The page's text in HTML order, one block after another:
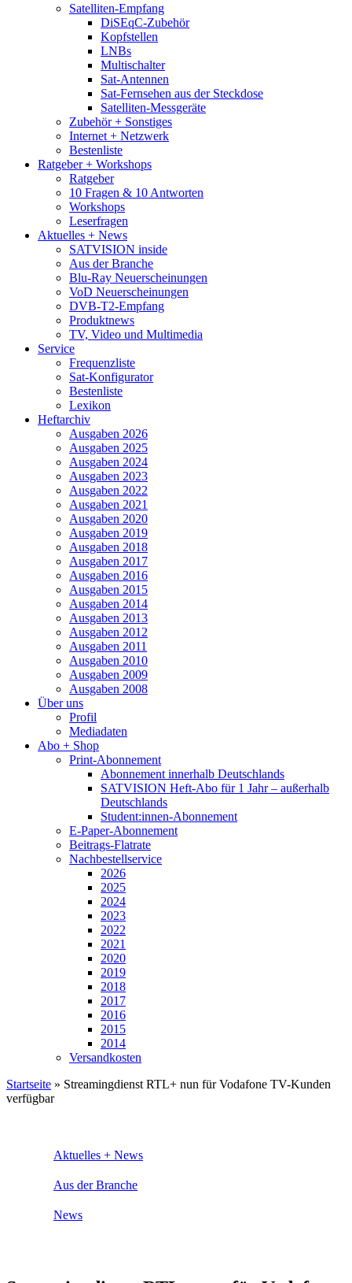
Satelliten-Empfang
DiSEqC-Zubehör
Kopfstellen
LNBs
Multischalter
Sat-Antennen
Sat-Fernsehen aus der Steckdose
Satelliten-Messgeräte
Zubehör + Sonstiges
Internet + Netzwerk
Bestenliste
Ratgeber + Workshops
Ratgeber
10 Fragen & 10 Antworten
Workshops
Leserfragen
Aktuelles + News
SATVISION inside
Aus der Branche
Blu-Ray Neuerscheinungen
VoD Neuerscheinungen
DVB-T2-Empfang
Produktnews
TV, Video und Multimedia
Service
Frequenzliste
Sat-Konfigurator
Bestenliste
Lexikon
Heftarchiv
Ausgaben 2026
Ausgaben 2025
Ausgaben 2024
Ausgaben 2023
Ausgaben 2022
Ausgaben 2021
Ausgaben 2020
Ausgaben 2019
Ausgaben 2018
Ausgaben 2017
Ausgaben 2016
Ausgaben 2015
Ausgaben 2014
Ausgaben 2013
Ausgaben 2012
Ausgaben 2011
Ausgaben 2010
Ausgaben 2009
Ausgaben 2008
Über uns
Profil
Mediadaten
Abo + Shop
Print-Abonnement
Abonnement innerhalb Deutschlands
SATVISION Heft-Abo für 1 Jahr – außerhalb
Deutschlands
Student:innen-Abonnement
E-Paper-Abonnement
Beitrags-Flatrate
Nachbestellservice
2026
2025
2024
2023
2022
2021
2020
2019
2018
2017
2016
2015
2014
Versandkosten
Startseite » Streamingdienst RTL+ nun für Vodafone TV-Kunden
verfügbar
Aktuelles + News
Aus der Branche
News